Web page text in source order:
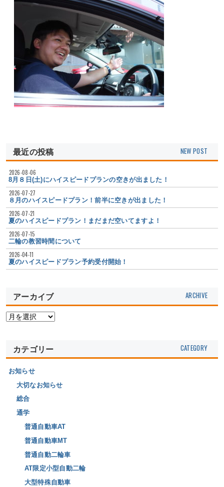
最近の投稿
8月８日(土)にハイスピードプランの空きが出ました！
2026-08-06
８月のハイスピードプラン！前半に空きが出ました！
2026-07-27
夏のハイスピードプラン！まだまだ空いてますよ！
2026-07-21
二輪の教習時間について
2026-07-15
夏のハイスピードプラン予約受付開始！
2026-04-11
アーカイブ
カテゴリー
お知らせ
大切なお知らせ
総合
通学
普通自動車AT
普通自動車MT
普通自動二輪車
AT限定小型自動二輪
大型特殊自動車